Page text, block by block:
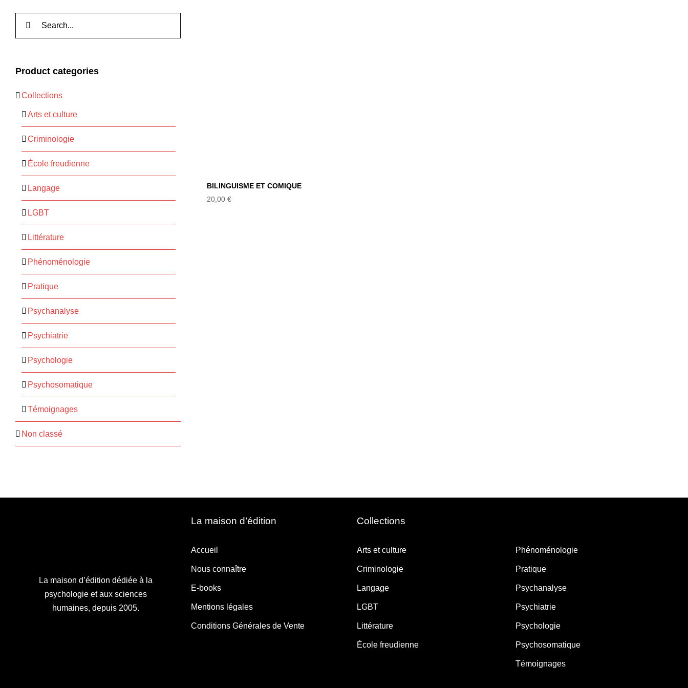
Product categories
Collections
Arts et culture
Criminologie
École freudienne
Langage
LGBT
Littérature
Phénoménologie
Pratique
Psychanalyse
Psychiatrie
Psychologie
Psychosomatique
Témoignages
Non classé
BILINGUISME ET COMIQUE
20,00 €
La maison d’édition dédiée à la
psychologie et aux sciences
humaines, depuis 2005.
La maison d’édition
Accueil
Nous connaître
E-books
Mentions légales
Conditions Générales de Vente
Collections
Arts et culture
Criminologie
Langage
LGBT
Littérature
École freudienne
Phénoménologie
Pratique
Psychanalyse
Psychiatrie
Psychologie
Psychosomatique
Témoignages